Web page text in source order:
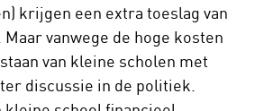
krijgen een extra toeslag van
vanwege de hoge kosten
van kleine scholen met
discussie in de politiek.